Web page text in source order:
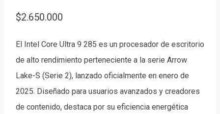
$2.650.000
El Intel Core Ultra 9 285 es un procesador de escritorio
de alto rendimiento perteneciente a la serie Arrow
Lake-S (Serie 2), lanzado oficialmente en enero de
2025. Diseñado para usuarios avanzados y creadores
de contenido, destaca por su eficiencia energética